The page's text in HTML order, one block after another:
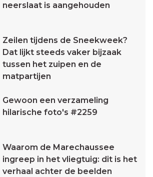
neerslaat is aangehouden
Zeilen tijdens de Sneekweek?
Dat lijkt steeds vaker bijzaak
tussen het zuipen en de
matpartijen
Gewoon een verzameling
hilarische foto's #2259
Waarom de Marechaussee
ingreep in het vliegtuig: dit is het
verhaal achter de beelden